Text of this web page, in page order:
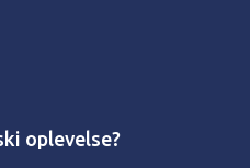
oplevelse?